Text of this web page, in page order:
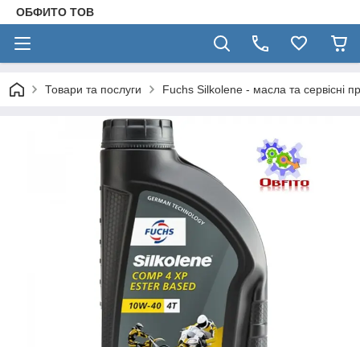
ОБФИТО ТОВ
Товари та послуги Fuchs Silkolene - масла та сервісні